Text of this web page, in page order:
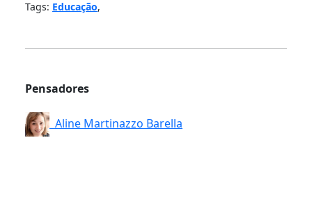
Tags: Educação,
Pensadores
Aline Martinazzo Barella